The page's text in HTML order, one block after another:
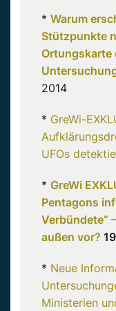
* Warum
Stützpunkte
Ortungskarte
2014
* GreWi-
UFOs
* GreWi
Pentagons
Verbündete“
außen vor?
* Neue
Ministerien